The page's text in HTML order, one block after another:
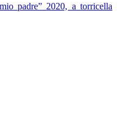
padre” 2020, a torricella